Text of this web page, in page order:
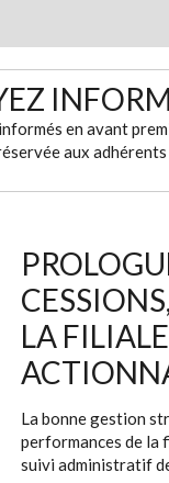
en avant
aux
LA
La bonne gestion
performances de la
suivi administratif